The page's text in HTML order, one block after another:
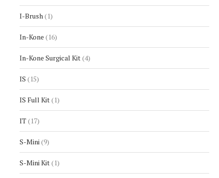
I-Brush 1
In-Kone 16
In-Kone Surgical Kit 4
IS 15
IS Full Kit 1
IT 17
S-Mini 9
S-Mini Kit 1